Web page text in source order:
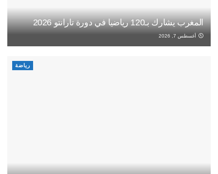
المغرب يشارك بـ120 رياضيا في دورة تارانتو 2026
أغسطس 7, 2026
رياضة